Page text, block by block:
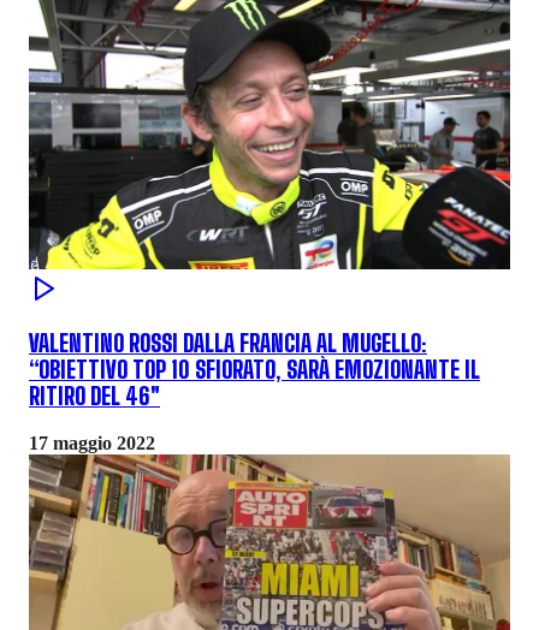
VALENTINO ROSSI DALLA FRANCIA AL MUGELLO:
“OBIETTIVO TOP 10 SFIORATO, SARÀ EMOZIONANTE IL
RITIRO DEL 46"
17 maggio 2022